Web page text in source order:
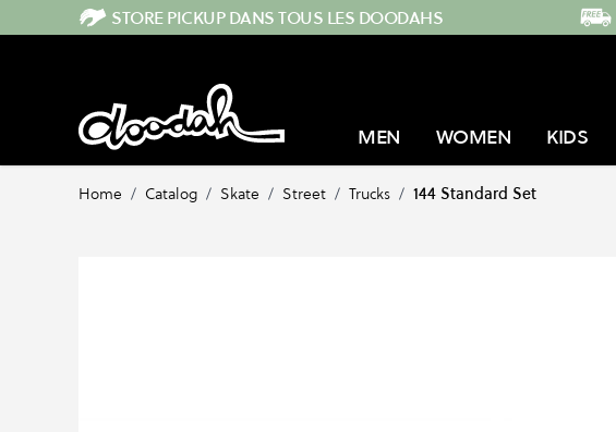
Skip to ContentSTORE PICKUP DANS TOUS LES DOODAHS
MEN WOMEN KIDS
Home / Catalog / Skate / Street / Trucks / 144 Standard Set